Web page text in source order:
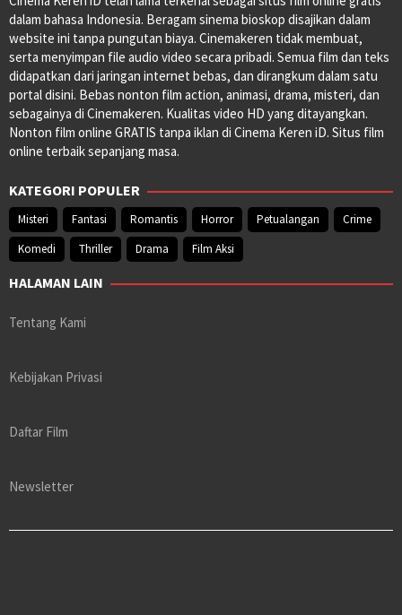
dalam bahasa Indonesia. Beragam sinema bioskop disajikan dalam
website ini tanpa pungutan biaya. Cinemakeren tidak membuat,
serta menyimpan file audio video secara pribadi. Semua film dan teks
didapatkan dari jaringan internet bebas, dan dirangkum dalam satu
portal disini. Bebas nonton film action, animasi, drama, misteri, dan
sebagainya di Cinemakeren. Kualitas video HD yang ditayangkan.
Nonton film online GRATIS tanpa iklan di Cinema Keren iD. Situs film
online terbaik sepanjang masa.
KATEGORI POPULER
Misteri Fantasi Romantis Horror Petualangan
Crime
Komedi
Thriller Drama Film Aksi
HALAMAN LAIN
Tentang Kami
Kebijakan Privasi
Daftar Film
Newsletter